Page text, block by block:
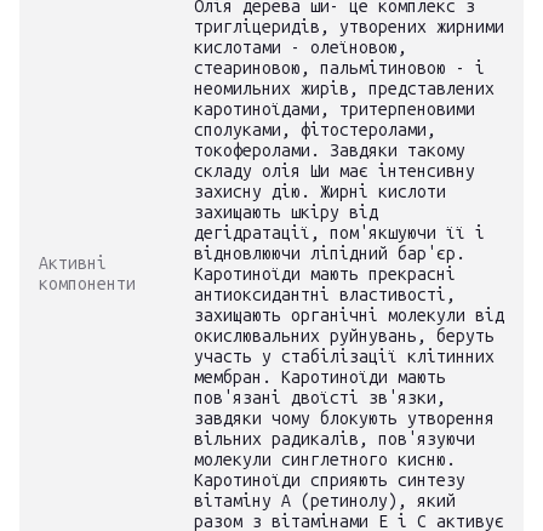
Активні
компоненти
Олія дерева ши- це комплекс з
тригліцеридів, утворених жирними
кислотами - олеїновою,
стеариновою, пальмітиновою - і
неомильних жирів, представлених
каротиноїдами, тритерпеновими
сполуками, фітостеролами,
токоферолами. Завдяки такому
складу олія Ши має інтенсивну
захисну дію. Жирні кислоти
захищають шкіру від
дегідратації, пом'якшуючи її і
відновлюючи ліпідний бар'єр.
Каротиноїди мають прекрасні
антиоксидантні властивості,
захищають органічні молекули від
окислювальних руйнувань, беруть
участь у стабілізації клітинних
мембран. Каротиноїди мають
пов'язані двоїсті зв'язки,
завдяки чому блокують утворення
вільних радикалів, пов'язуючи
молекули синглетного кисню.
Каротиноїди сприяють синтезу
вітаміну А (ретинолу), який
разом з вітамінами Е і С активує